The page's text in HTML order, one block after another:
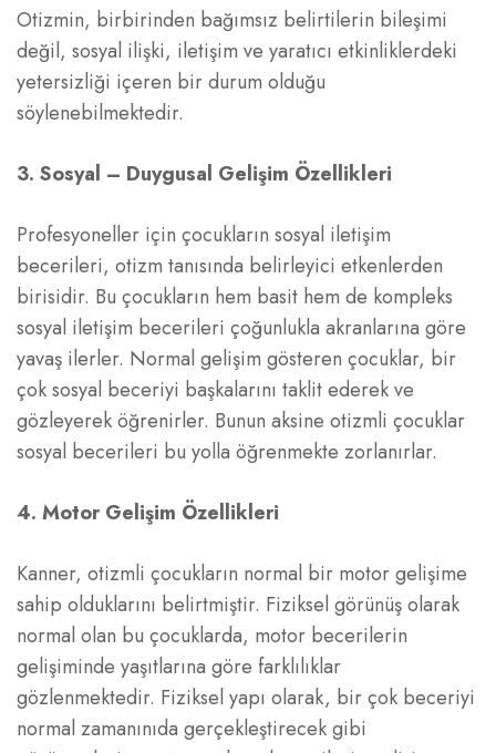
Otizmin, birbirinden bağımsız belirtilerin bileşimi
değil, sosyal ilişki, iletişim ve yaratıcı etkinliklerdeki
yetersizliği içeren bir durum olduğu
söylenebilmektedir.
3. Sosyal – Duygusal Gelişim Özellikleri
Profesyoneller için çocukların sosyal iletişim
becerileri, otizm tanısında belirleyici etkenlerden
birisidir. Bu çocukların hem basit hem de kompleks
sosyal iletişim becerileri çoğunlukla akranlarına göre
yavaş ilerler. Normal gelişim gösteren çocuklar, bir
çok sosyal beceriyi başkalarını taklit ederek ve
gözleyerek öğrenirler. Bunun aksine otizmli çocuklar
sosyal becerileri bu yolla öğrenmekte zorlanırlar.
4. Motor Gelişim Özellikleri
Kanner, otizmli çocukların normal bir motor gelişime
sahip olduklarını belirtmiştir. Fiziksel görünüş olarak
normal olan bu çocuklarda, motor becerilerin
gelişiminde yaşıtlarına göre farklılıklar
gözlenmektedir. Fiziksel yapı olarak, bir çok beceriyi
normal zamanınıda gerçekleştirecek gibi